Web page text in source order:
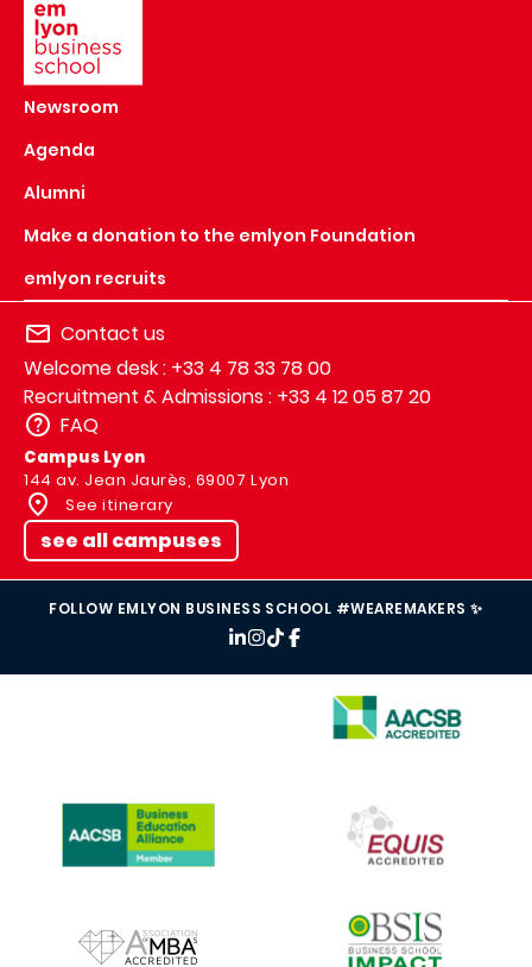
Newsroom
Agenda
Alumni
Make a donation to the emlyon Foundation
emlyon recruits
Contact us
Welcome desk : +33 4 78 33 78 00
Recruitment & Admissions : +33 4 12 05 87 20
FAQ
Campus Lyon
144 av. Jean Jaurès, 69007 Lyon
See itinerary
see all campuses
FOLLOW EMLYON BUSINESS SCHOOL #WEAREMAKERS ✨
IMAGE
IMAGE